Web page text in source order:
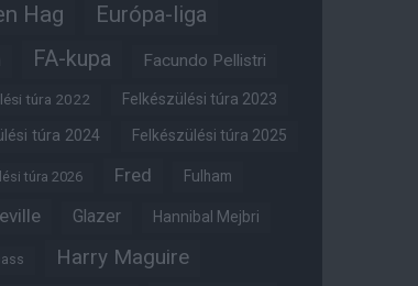
Hag Európa-liga
FA-kupa Facundo Pellistri
túra 2022 Felkészülési túra 2023
túra 2024 Felkészülési túra 2025
túra 2026 Fred Fulham
Glazer Hannibal Mejbri
Harry Maguire